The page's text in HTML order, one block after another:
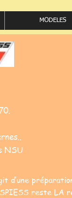
MODELES
NSU
d’une
reste LA